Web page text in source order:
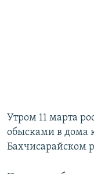
Утром 11 марта
обысками в дома
Бахчисарайском